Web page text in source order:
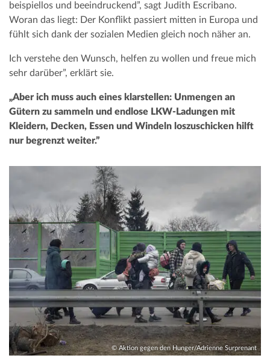
beispiellos und beeindruckend”, sagt Judith Escribano.
Woran das liegt: Der Konflikt passiert mitten in Europa und
fühlt sich dank der sozialen Medien gleich noch näher an.
Ich verstehe den Wunsch, helfen zu wollen und freue mich
sehr darüber”, erklärt sie.
„Aber ich muss auch eines klarstellen: Unmengen an
Gütern zu sammeln und endlose LKW-Ladungen mit
Kleidern, Decken, Essen und Windeln loszuschicken hilft
nur begrenzt weiter.”
© Aktion gegen den Hunger/Adrienne Surprenant